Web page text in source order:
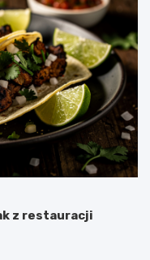
z restauracji